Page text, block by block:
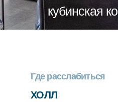
кубинская
Где расслабиться
ХОЛЛ